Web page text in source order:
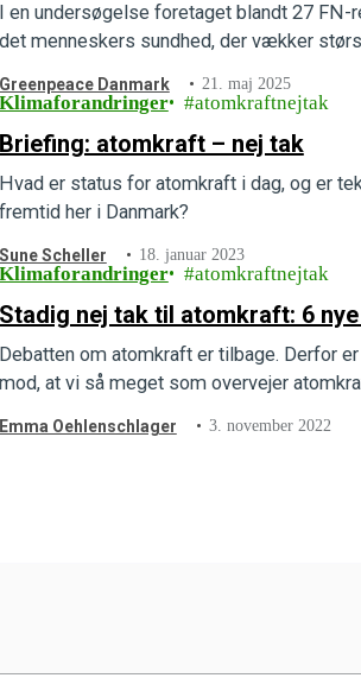
I en undersøgelse foretaget blandt 27
det menneskers sundhed, der vækker
Greenpeace Danmark 21. maj 2025
Klimaforandringer atomkraftnejtak
Briefing: atomkraft – nej tak
Hvad er status for atomkraft i dag, og er
fremtid her i Danmark?
Sune Scheller 18. januar 2023
Klimaforandringer atomkraftnejtak
Stadig nej tak til atomkraft: 6
Debatten om atomkraft er tilbage. Derfor
mod, at vi så meget som overvejer
Emma Oehlenschlager 3. november 2022